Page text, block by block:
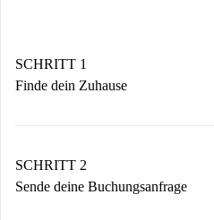
SCHRITT 1
Finde dein Zuhause
Du erhältst alle
SCHRITT 2
Sende deine Buchungsanfrage